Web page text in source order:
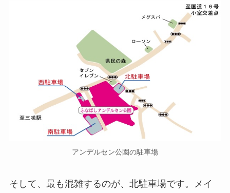
アンデルセン公園の駐車場
そして、最も混雑するのが、北駐車場です。メイ